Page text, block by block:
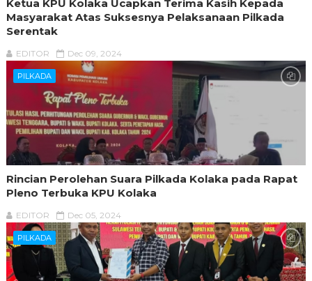
Ketua KPU Kolaka Ucapkan Terima Kasih Kepada
Masyarakat Atas Suksesnya Pelaksanaan Pilkada
Serentak
EDITOR Dec 09, 2024
PILKADA
Rincian Perolehan Suara Pilkada Kolaka pada Rapat
Pleno Terbuka KPU Kolaka
EDITOR Dec 05, 2024
PILKADA